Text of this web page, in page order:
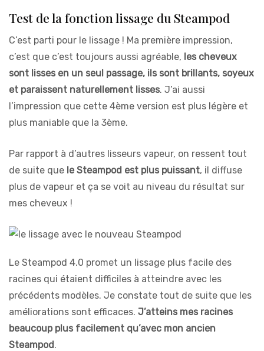
Test de la fonction lissage du Steampod
C’est parti pour le lissage ! Ma première impression,
c’est que c’est toujours aussi agréable, les cheveux
sont lisses en un seul passage, ils sont brillants, soyeux
et paraissent naturellement lisses. J’ai aussi
l’impression que cette 4ème version est plus légère et
plus maniable que la 3ème.
Par rapport à d’autres lisseurs vapeur, on ressent tout
de suite que le Steampod est plus puissant, il diffuse
plus de vapeur et ça se voit au niveau du résultat sur
mes cheveux !
Le Steampod 4.0 promet un lissage plus facile des
racines qui étaient difficiles à atteindre avec les
précédents modèles. Je constate tout de suite que les
améliorations sont efficaces. J’atteins mes racines
beaucoup plus facilement qu’avec mon ancien
Steampod.